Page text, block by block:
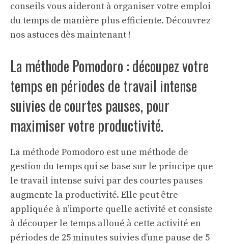
conseils vous aideront à organiser votre emploi
du temps de manière plus efficiente. Découvrez
nos astuces dès maintenant !
La méthode Pomodoro : découpez votre
temps en périodes de travail intense
suivies de courtes pauses, pour
maximiser votre productivité.
La méthode Pomodoro est une méthode de
gestion du temps qui se base sur le principe que
le travail intense suivi par des courtes pauses
augmente la productivité. Elle peut être
appliquée à n’importe quelle activité et consiste
à découper le temps alloué à cette activité en
périodes de 25 minutes suivies d’une pause de 5